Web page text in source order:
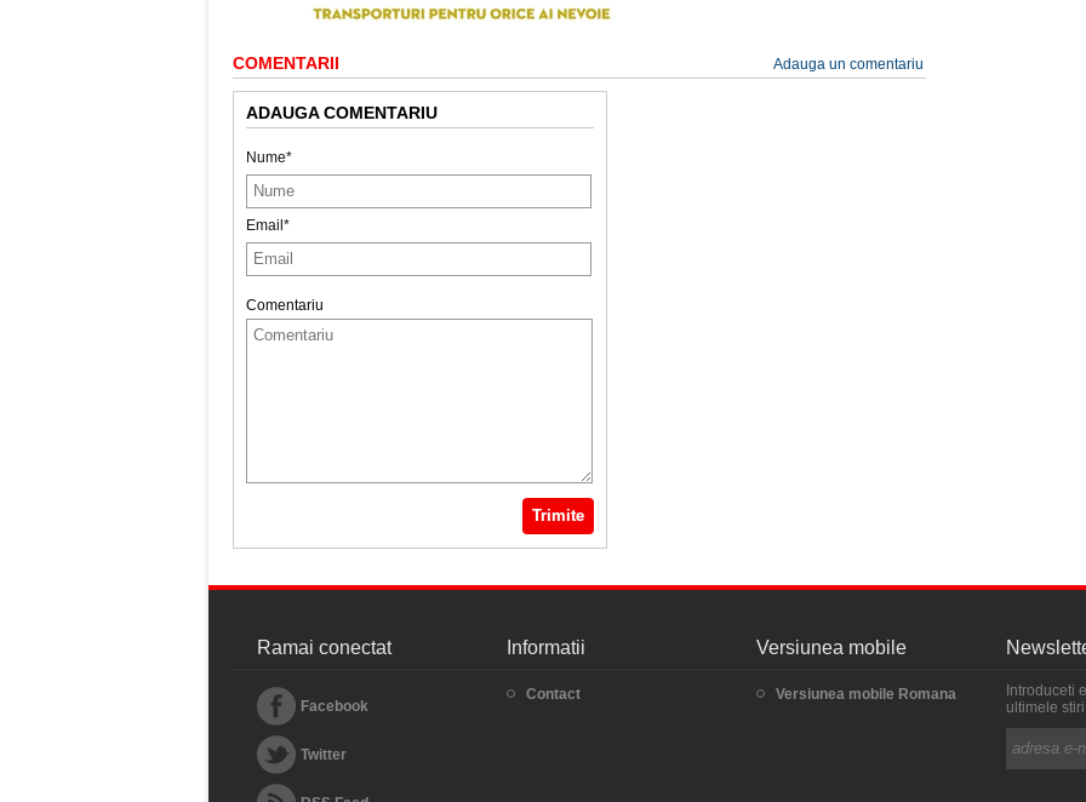
COMENTARII Adauga un comentariu
ADAUGA COMENTARIU
Nume*
Email*
Comentariu
Trimite
Ramai conectat
Facebook
Twitter
Informatii
Contact
Versiunea mobile
Versiunea mobile Romana
Introduceti
ultimele